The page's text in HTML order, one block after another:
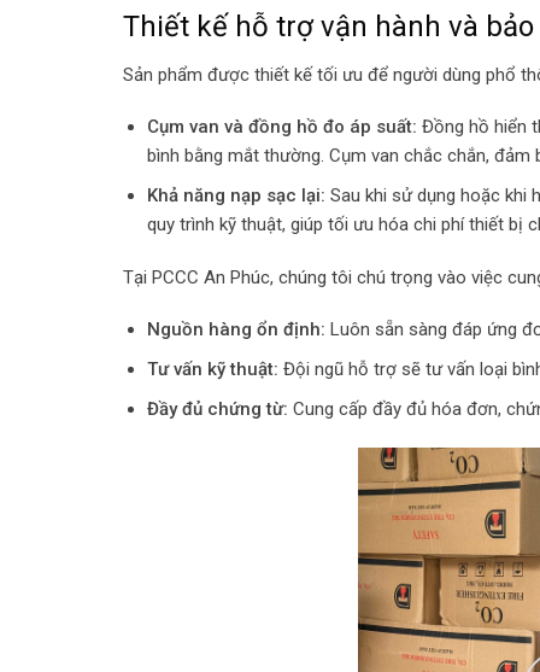
Thiết kế hỗ trợ vận hành và
Sản phẩm được thiết kế tối ưu để người dùng phổ
Cụm van và đồng hồ đo áp suất: Đồng hồ hiển
bình bằng mắt thường. Cụm van chắc chắn, đảm
Khả năng nạp sạc lại: Sau khi sử dụng hoặc khi
quy trình kỹ thuật, giúp tối ưu hóa chi phí thiết bị
Tại PCCC An Phúc, chúng tôi chú trọng vào việc
Nguồn hàng ổn định: Luôn sẵn sàng đáp ứng
Tư vấn kỹ thuật: Đội ngũ hỗ trợ sẽ tư vấn loại
Đầy đủ chứng từ: Cung cấp đầy đủ hóa đơn,